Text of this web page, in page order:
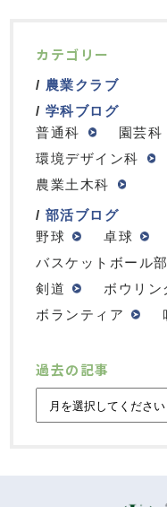
カテゴリー
農業クラブ
学科ブログ
普通科
園芸科
環境デザイン科
農業土木科
部活ブログ
野球
卓球
バスケットボール部
剣道
ボウリン
ボランティア
過去の記事